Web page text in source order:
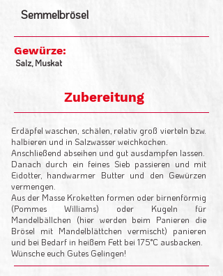
Semmelbrösel
Salz, Muskat
Gewürze:
Zubereitung
Erdäpfel waschen, schälen, relativ groß vierteln bzw.
halbieren und in Salzwasser weichkochen.
Anschließend abseihen und gut ausdampfen lassen.
Danach durch ein feines Sieb passieren und mit
Eidotter, handwarmer Butter und den Gewürzen
vermengen.
Aus der Masse Kroketten formen oder birnenförmig
(Pommes Williams) oder Kugeln für
Mandelbällchen (hier werden beim Panieren die
Brösel mit Mandelblättchen vermischt) panieren
und bei Bedarf in heißem Fett bei 175°C ausbacken.
Wünsche euch Gutes Gelingen!